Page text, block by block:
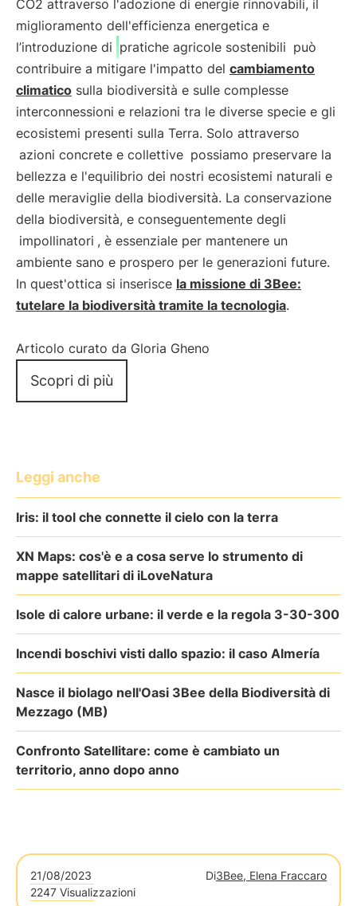
CO2 attraverso l'adozione di energie rinnovabili, il
miglioramento dell'efficienza energetica e
l’introduzione di pratiche agricole sostenibili può
contribuire a mitigare l'impatto del cambiamento
climatico sulla biodiversità e sulle complesse
interconnessioni e relazioni tra le diverse specie e gli
ecosistemi presenti sulla Terra. Solo attraverso
azioni concrete e collettive possiamo preservare la
bellezza e l'equilibrio dei nostri ecosistemi naturali e
delle meraviglie della biodiversità. La conservazione
della biodiversità, e conseguentemente degli
impollinatori , è essenziale per mantenere un
ambiente sano e prospero per le generazioni future.
In quest'ottica si inserisce la missione di 3Bee:
tutelare la biodiversità tramite la tecnologia.
Articolo curato da Gloria Gheno
Scopri di più
Leggi anche
Iris: il tool che connette il cielo con la terra
XN Maps: cos'è e a cosa serve lo strumento di
mappe satellitari di iLoveNatura
Isole di calore urbane: il verde e la regola 3-30-300
Incendi boschivi visti dallo spazio: il caso Almería
Nasce il biolago nell'Oasi 3Bee della Biodiversità di
Mezzago (MB)
Confronto Satellitare: come è cambiato un
territorio, anno dopo anno
21/08/2023 Di3Bee, Elena Fraccaro
2247 Visualizzazioni